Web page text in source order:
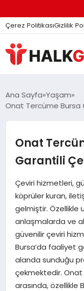
Çerez PolitikasıGizlilik
DÜNYA
EKONOMI
GÜNDEM
MAGAZIN
SAĞLIK
Ana Sayfa Yaşam
Onat Tercüme Bursa
Onat
Garantili
Çeviri hizmetleri,
köprüler kuran,
gelmiştir. Özellikle
anlaşmalarda ve
güvenilir çeviri
Bursa’da faaliyet
alanda sunduğu
çekmektedir. Onat
arasında,